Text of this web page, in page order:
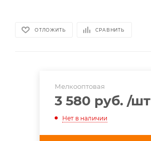
ОТЛОЖИТЬ СРАВНИТЬ
Мелкооптовая
3 580 руб. /шт
Нет в наличии